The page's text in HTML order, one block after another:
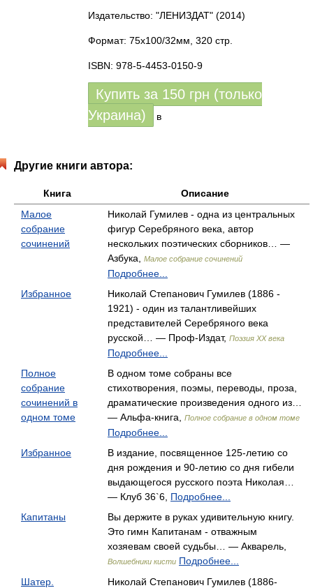
Издательство: "ЛЕНИЗДАТ" (2014)
Формат: 75x100/32мм, 320 стр.
ISBN: 978-5-4453-0150-9
Купить за 150 грн (только
Украина)
в
Другие книги автора:
Книга
Описание
Малое
собрание
сочинений
Николай Гумилев - одна из центральных
фигур Серебряного века, автор
нескольких поэтических сборников… —
Азбука,
Малое собрание сочинений
Подробнее...
Избранное
Николай Степанович Гумилев (1886 -
1921) - один из талантливейших
представителей Серебряного века
русской… — Проф-Издат, Поэзия ХХ века
Подробнее...
Полное
собрание
сочинений в
одном томе
В одном томе собраны все
стихотворения, поэмы, переводы, проза,
драматические произведения одного из…
— Альфа-книга,
Полное собрание в одном томе
Подробнее...
Избранное
В издание, посвященное 125-летию со
дня рождения и 90-летию со дня гибели
выдающегося русского поэта Николая…
— Клуб 36`6, Подробнее...
Капитаны
Вы держите в руках удивительную книгу.
Это гимн Капитанам - отважным
хозяевам своей судьбы… — Акварель,
Волшебники кисти Подробнее...
Шатер.
Николай Степанович Гумилев (1886-